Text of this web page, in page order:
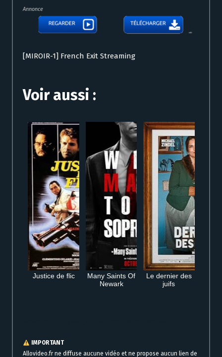
Annonce
[MIROIR-1] French Exit Streaming
Voir aussi :
Justice de flic
Many Saints Of
Newark
Le dernier des
juifs
IMPORTANT
Allovideo.fr ne diffuse aucune vidéo et ne propose aucun lien de